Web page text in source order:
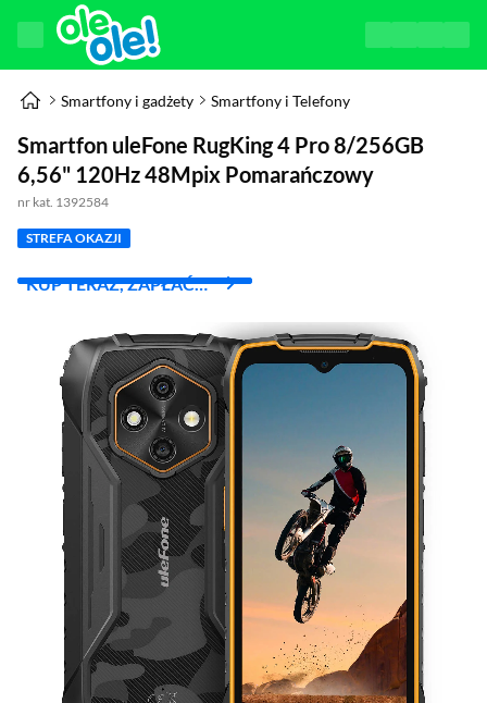
Smartfony i gadżety Smartfony i Telefony
Smartfon uleFone RugKing 4 Pro 8/256GB
6,56" 120Hz 48Mpix Pomarańczowy
nr kat. 1392584
STREFA OKAZJI
KUP TERAZ, ZAPŁAĆ